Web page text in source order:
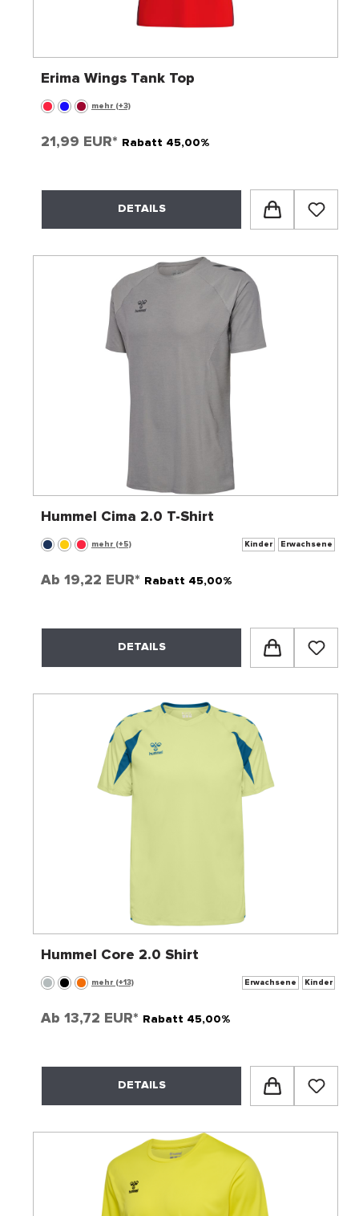
Erima Wings Tank Top
mehr (+3)
21,99 EUR* Rabatt 45,00%
DETAILS
Hummel Cima 2.0 T-Shirt
mehr (+5) Kinder Erwachsene
Ab 19,22 EUR* Rabatt 45,00%
DETAILS
Hummel Core 2.0 Shirt
mehr (+13) Erwachsene Kinder
Ab 13,72 EUR* Rabatt 45,00%
DETAILS